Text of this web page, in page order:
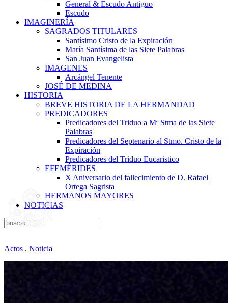
General & Escudo Antiguo
Escudo
IMAGINERÍA
SAGRADOS TITULARES
Santísimo Cristo de la Expiración
María Santísima de las Siete Palabras
San Juan Evangelista
IMAGENES
Arcángel Tenente
JOSÉ DE MEDINA
HISTORIA
BREVE HISTORIA DE LA HERMANDAD
PREDICADORES
Predicadores del Triduo a Mª Stma de las Siete
Palabras
Predicadores del Septenario al Stmo. Cristo de la
Expiración
Predicadores del Triduo Eucaristico
EFEMÉRIDES
X Aniversario del fallecimiento de D. Rafael
Ortega Sagrista
HERMANOS MAYORES
NOTICIAS
Actos , Noticia